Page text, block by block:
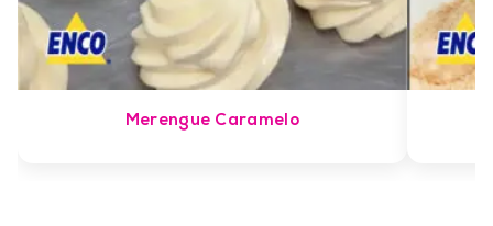
Merengue Caramelo